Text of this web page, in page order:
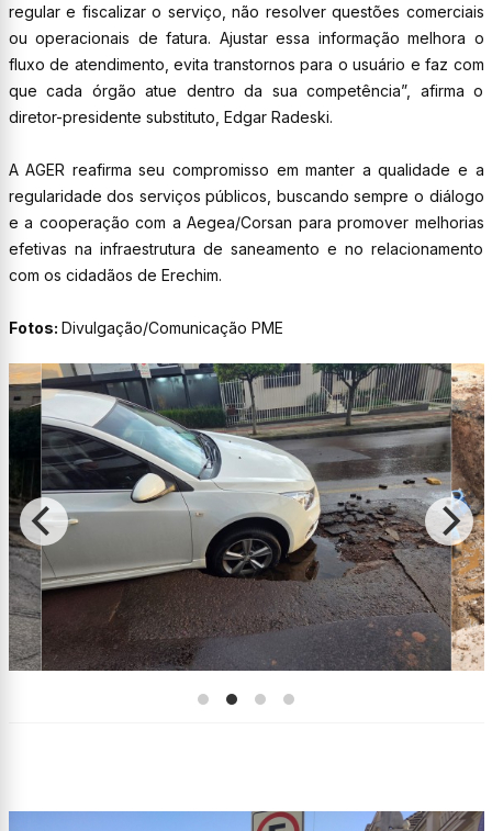
regular e fiscalizar o serviço, não resolver questões comerciais
ou operacionais de fatura. Ajustar essa informação melhora o
fluxo de atendimento, evita transtornos para o usuário e faz com
que cada órgão atue dentro da sua competência”, afirma o
diretor-presidente substituto, Edgar Radeski.
A AGER reafirma seu compromisso em manter a qualidade e a
regularidade dos serviços públicos, buscando sempre o diálogo
e a cooperação com a Aegea/Corsan para promover melhorias
efetivas na infraestrutura de saneamento e no relacionamento
com os cidadãos de Erechim.
Fotos: Divulgação/Comunicação PME